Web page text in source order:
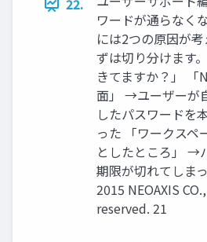
22.
ワードが通らなく
には2つの原因が
ずは切り分けます
きてますか？」 「
面」 →ユーザーが
したパスワードを
った 「ワークスペ
としたところ」 →
期限が切れてしま
2015 NEOAXIS
reserved. 21